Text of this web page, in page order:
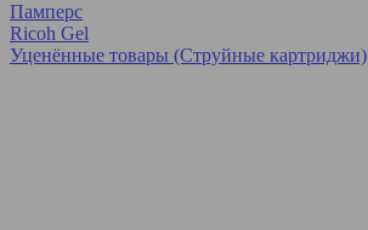
Памперс
Ricoh Gel
Уценённые товары (Струйные картриджи)